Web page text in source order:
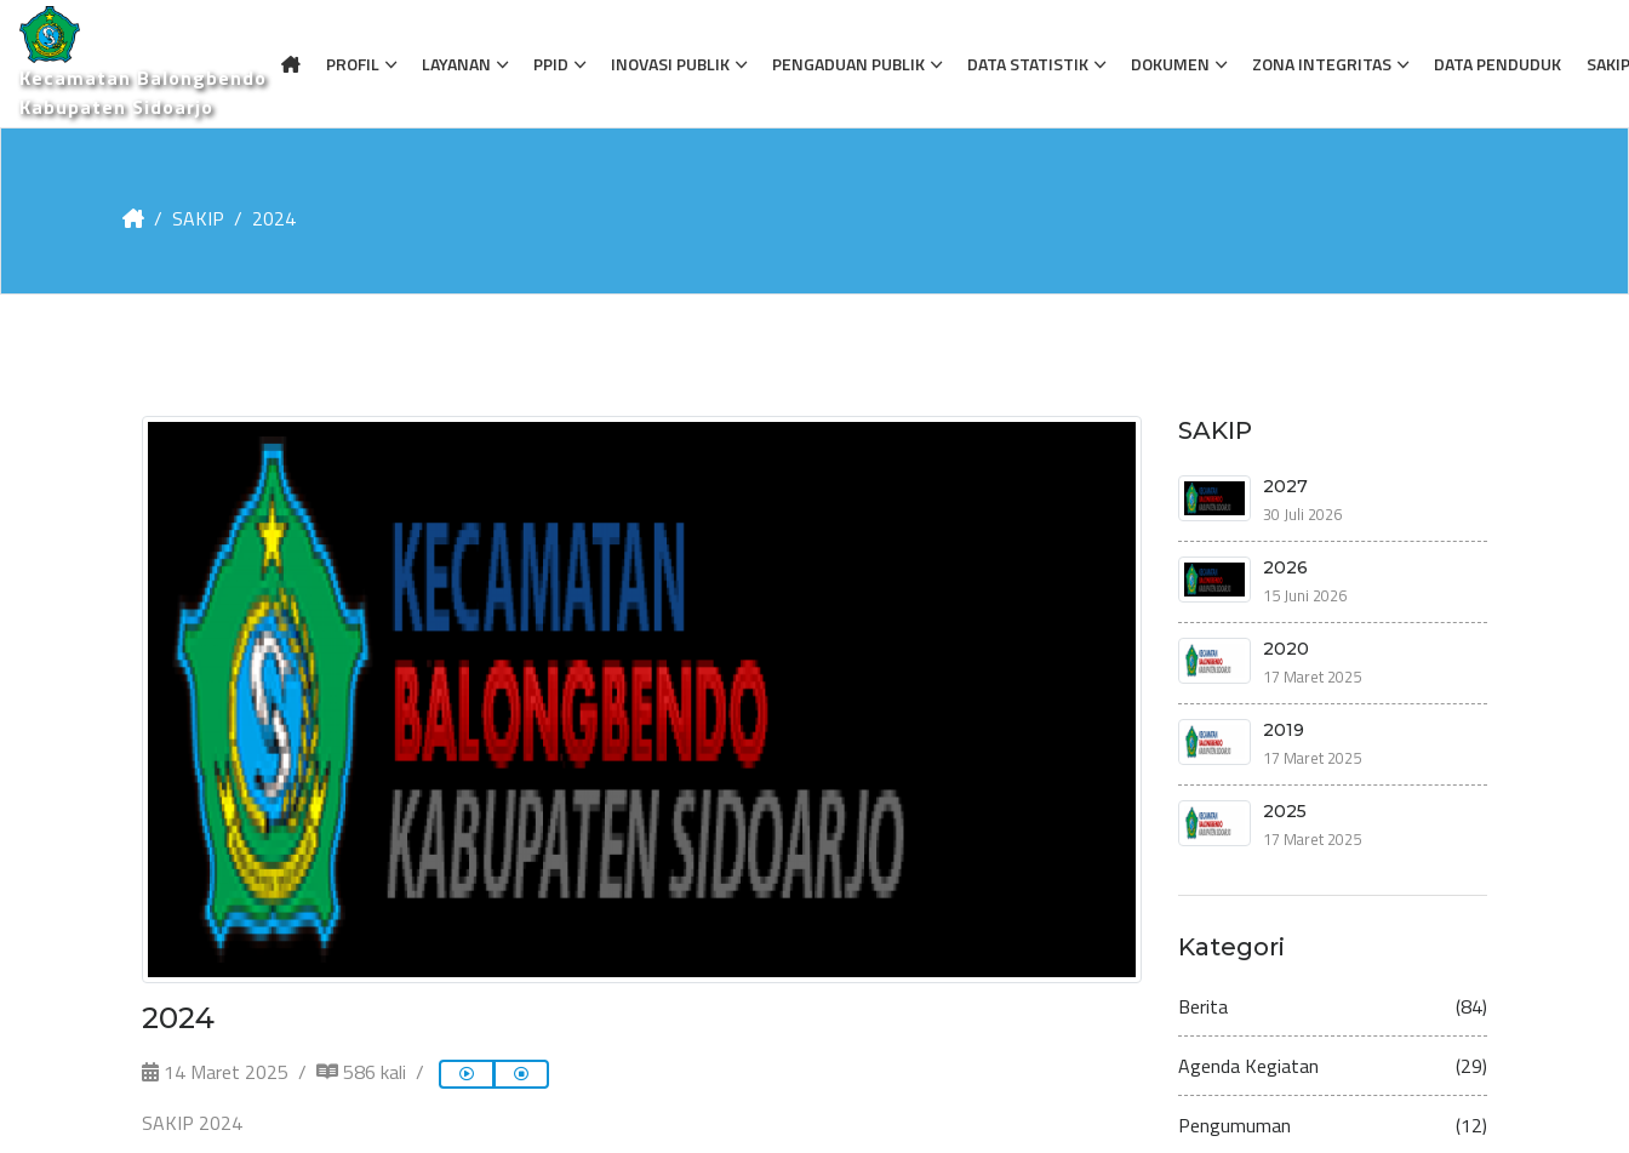
Kecamatan Balongbendo
Kabupaten Sidoarjo
PROFIL LAYANAN PPID INOVASI PUBLIK PENGADUAN PUBLIK DATA STATISTIK DOKUMEN ZONA INTEGRITAS DATA PENDUDUK SAKIP
SAKIP 2024
2024
14 Maret 2025
586 kali
SAKIP 2024
SAKIP
2027
30 Juli 2026
2026
15 Juni 2026
2020
17 Maret 2025
2019
17 Maret 2025
2025
17 Maret 2025
Kategori
Berita (84)
Agenda Kegiatan (29)
Pengumuman (12)